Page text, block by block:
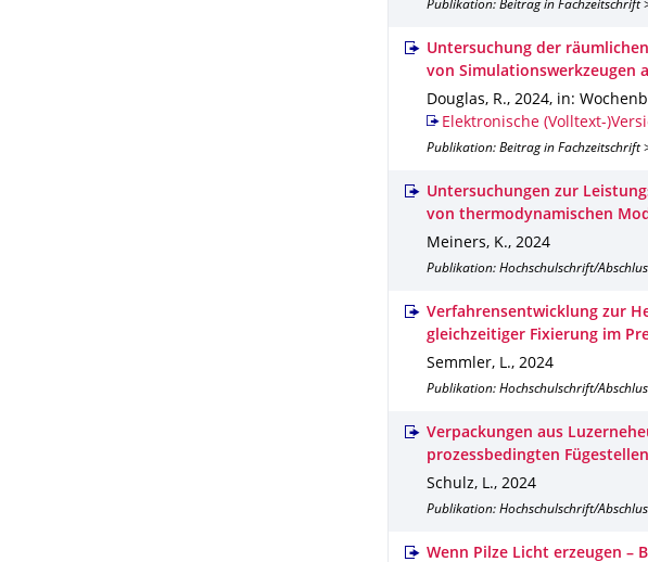
Publikation: Beitrag in Fachzeitschrift
Untersuchung der
von Simulationswerkzeugen
Douglas, R., 2024, in:
Elektronische (Volltext-
Publikation: Beitrag in Fachzeitschrift
Untersuchungen zur
von thermodynamischen
Meiners, K., 2024
Publikation: Hochschulschrift/
Verfahrensentwicklung zur
gleichzeitiger Fixierung im
Semmler, L., 2024
Publikation: Hochschulschrift/
Verpackungen aus
prozessbedingten
Schulz, L., 2024
Publikation: Hochschulschrift/
Wenn Pilze Licht erzeugen –